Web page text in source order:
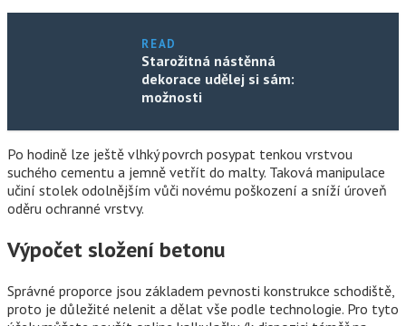
READ
Starožitná nástěnná
dekorace udělej si sám:
možnosti
Po hodině lze ještě vlhký povrch posypat tenkou vrstvou
suchého cementu a jemně vetřít do malty. Taková manipulace
učiní stolek odolnějším vůči novému poškození a sníží úroveň
oděru ochranné vrstvy.
Výpočet složení betonu
Správné proporce jsou základem pevnosti konstrukce schodiště,
proto je důležité nelenit a dělat vše podle technologie. Pro tyto